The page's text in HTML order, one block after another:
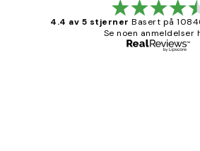
4.4 av 5 stjerner Basert på
Se noen anmeldelser